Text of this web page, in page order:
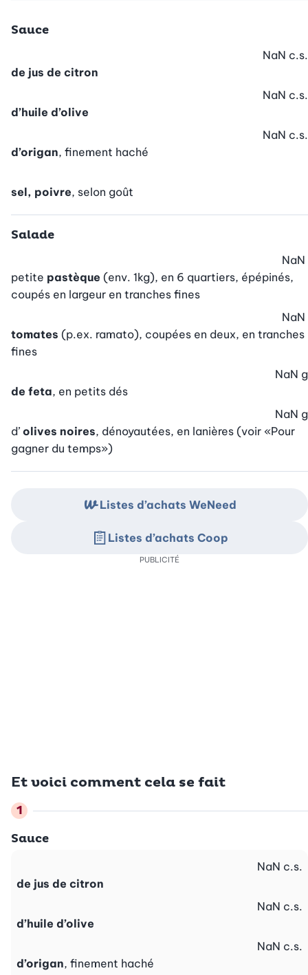
Sauce
de jus de citron
NaN c.s.
d’huile d’olive
NaN c.s.
d’origan, finement haché
NaN c.s.
sel, poivre, selon goût
Salade
petite pastèque (env. 1kg), en 6 quartiers, épépinés,
coupés en largeur en tranches fines
NaN
tomates (p.ex. ramato), coupées en deux, en tranches
fines
NaN
de feta, en petits dés
NaN g
d’ olives noires, dénoyautées, en lanières (voir «Pour
gagner du temps»)
NaN g
Et voici comment cela se fait
Sauce
de jus de citron
NaN c.s.
d’huile d’olive
NaN c.s.
d’origan, finement haché
NaN c.s.
Listes d’achats WeNeed
Listes d’achats Coop
PUBLICITÉ